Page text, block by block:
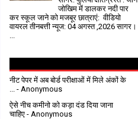
जोखिम में डालकर नदी पार
कर स्कूल जाने को मजबूर छात्राएं: वीडियो
वायरल तीनबत्ती न्यूज: 04 अगस्त ,2026 सागर।
नीट पेपर में अब बोर्ड परीक्षाओं में मिले अंकों के
- Anonymous
ऐसे नीच कमीनो को कड़ा दंड दिया जाना
चाहिए - Anonymous